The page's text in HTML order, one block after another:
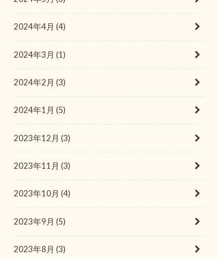
2024年4月 (4)
2024年3月 (1)
2024年2月 (3)
2024年1月 (5)
2023年12月 (3)
2023年11月 (3)
2023年10月 (4)
2023年9月 (5)
2023年8月 (3)